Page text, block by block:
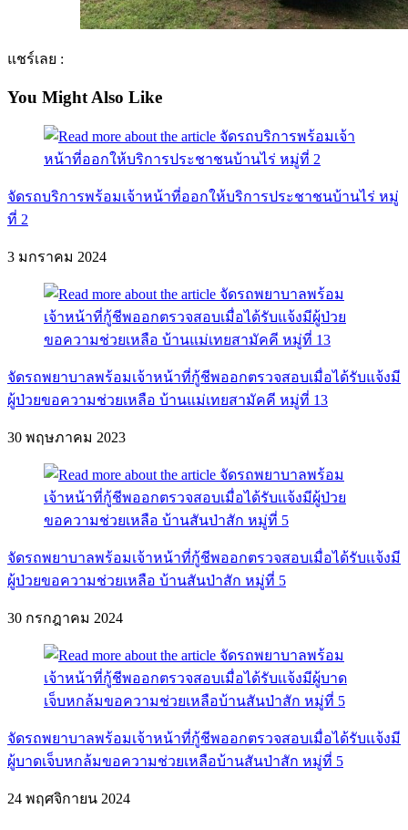
แชร์เลย :
You Might Also Like
จัดรถบริการพร้อมเจ้าหน้าที่ออกให้บริการประชาชนบ้านไร่ หมู่
ที่ 2
3 มกราคม 2024
จัดรถพยาบาลพร้อมเจ้าหน้าที่กู้ชีพออกตรวจสอบเมื่อได้รับแจ้งมี
ผู้ป่วยขอความช่วยเหลือ บ้านแม่เทยสามัคคี หมู่ที่ 13
30 พฤษภาคม 2023
จัดรถพยาบาลพร้อมเจ้าหน้าที่กู้ชีพออกตรวจสอบเมื่อได้รับเเจ้งมี
ผู้ป่วยขอความช่วยเหลือ บ้านสันป่าสัก หมู่ที่ 5
30 กรกฎาคม 2024
จัดรถพยาบาลพร้อมเจ้าหน้าที่กู้ชีพออกตรวจสอบเมื่อได้รับเเจ้งมี
ผู้บาดเจ็บหกล้มขอความช่วยเหลือบ้านสันป่าสัก หมู่ที่ 5
24 พฤศจิกายน 2024